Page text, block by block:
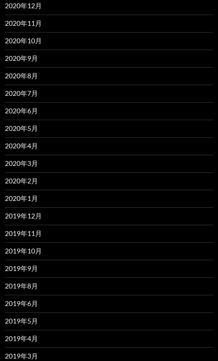
2020年12月
2020年11月
2020年10月
2020年9月
2020年8月
2020年7月
2020年6月
2020年5月
2020年4月
2020年3月
2020年2月
2020年1月
2019年12月
2019年11月
2019年10月
2019年9月
2019年8月
2019年6月
2019年5月
2019年4月
2019年3月